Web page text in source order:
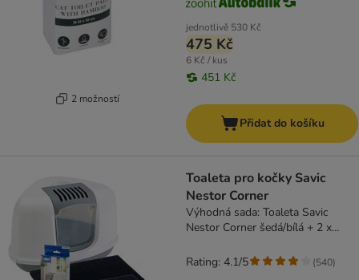
2 možností
jednotlivě 530 Kč
475 Kč
6 Kč / kus
451 Kč
Přidat do košíku
Toaleta pro kočky Savic
Nestor Corner
Výhodná sada: Toaleta Savic
Nestor Corner šedá/bílá + 2 x
it up
Rating: 4.1/5 (540)